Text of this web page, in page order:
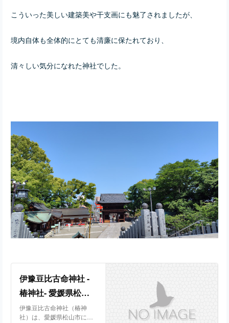
こういった美しい建築美や干支画にも魅了されましたが、
境内自体も全体的にとても清廉に保たれており、
清々しい気分になれた神社でした。
伊豫豆比古命神社 -
椿神社- 愛媛県松山
市
伊豫豆比古命神社（椿神
社）は、愛媛県松山市にあ